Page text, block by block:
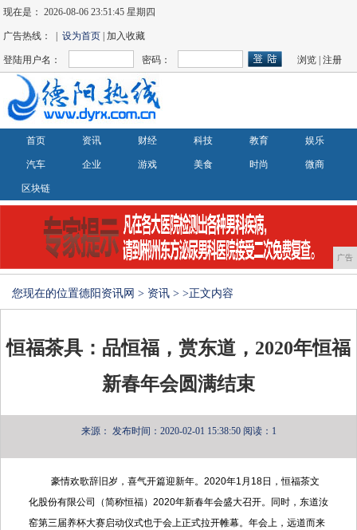
现在是：2026-08-06 23:51:45 星期四
广告热线： |设为首页 | 加入收藏
登陆用户名： 密码： 浏览 |注册
首页 资讯 财经 科技 教育 娱乐
汽车 企业 游戏 美食 时尚 微商
区块链
广告
您现在的位置德阳资讯网 > 资讯 > >正文内容
恒福茶具：品恒福，赏东道，2020年恒福
新春年会圆满结束
来源： 发布时间：2020-02-01 15:38:50 阅读：1
豪情欢歌辞旧岁，喜气开篇迎新年。2020年1月18日，恒福茶文
化股份有限公司（简称恒福）2020年新春年会盛大召开。同时，东道汝
窑第三届养杯大赛启动仪式也于会上正式拉开帷幕。年会上，远道而来